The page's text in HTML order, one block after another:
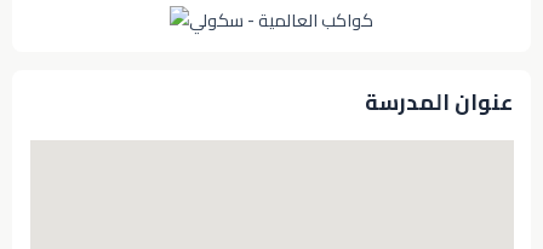
عنوان المدرسة